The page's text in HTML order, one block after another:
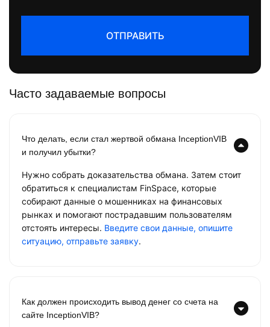
ОТПРАВИТЬ
Часто задаваемые вопросы
Что делать, если стал жертвой обмана InceptionVIB
и получил убытки?
Нужно собрать доказательства обмана. Затем стоит
обратиться к специалистам FinSpace, которые
собирают данные о мошенниках на финансовых
рынках и помогают пострадавшим пользователям
отстоять интересы. Введите свои данные, опишите
ситуацию, отправьте заявку.
Как должен происходить вывод денег со счета на
сайте InceptionVIB?